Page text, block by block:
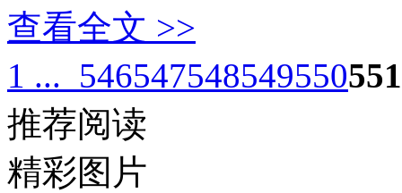
查看全文 >>
1 ... 546547548549550551
推荐阅读
精彩图片